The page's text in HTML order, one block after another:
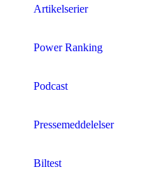
Artikelserier
Power Ranking
Podcast
Pressemeddelelser
Biltest